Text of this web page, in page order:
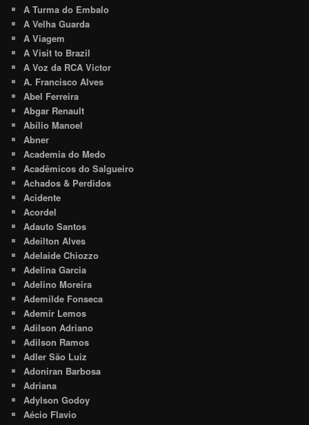
A Turma do Embalo
A Velha Guarda
A Viagem
A Visit to Brazil
A Voz da RCA Victor
A. Francisco Alves
Abel Ferreira
Abgar Renault
Abílio Manoel
Abner
Academia do Medo
Acadêmicos do Salgueiro
Achados & Perdidos
Acidente
Acordel
Adauto Santos
Adeilton Alves
Adelaide Chiozzo
Adelina Garcia
Adelino Moreira
Ademilde Fonseca
Ademir Lemos
Adilson Adriano
Adilson Ramos
Adler São Luiz
Adoniran Barbosa
Adriana
Adylson Godoy
Aécio Flavio